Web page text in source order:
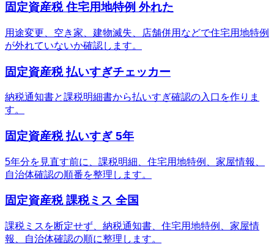
固定資産税 住宅用地特例 外れた
用途変更、空き家、建物滅失、店舗併用などで住宅用地特例
が外れていないか確認します。
固定資産税 払いすぎチェッカー
納税通知書と課税明細書から払いすぎ確認の入口を作りま
す。
固定資産税 払いすぎ 5年
5年分を見直す前に、課税明細、住宅用地特例、家屋情報、
自治体確認の順番を整理します。
固定資産税 課税ミス 全国
課税ミスを断定せず、納税通知書、住宅用地特例、家屋情
報、自治体確認の順に整理します。